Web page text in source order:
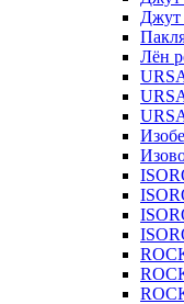
Джут
Лён